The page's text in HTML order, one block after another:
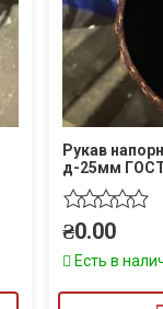
Рукав
д-25мм
₴0.00
Есть в